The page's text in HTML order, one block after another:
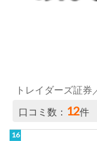
トレイダーズ証券
口コミ数： 12件